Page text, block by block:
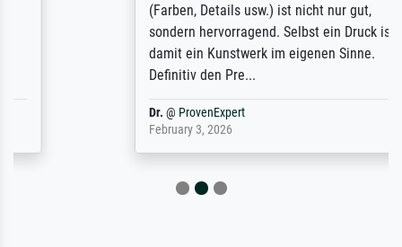
(Farben, Details usw.) ist nicht nur gut,
sondern hervorragend. Selbst ein Druck ist
damit ein Kunstwerk im eigenen Sinne.
Definitiv den Pre...
ProvenExpert
February 3, 2026